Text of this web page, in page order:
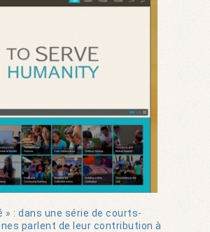
» : dans une série de courts-
parlent de leur contribution à